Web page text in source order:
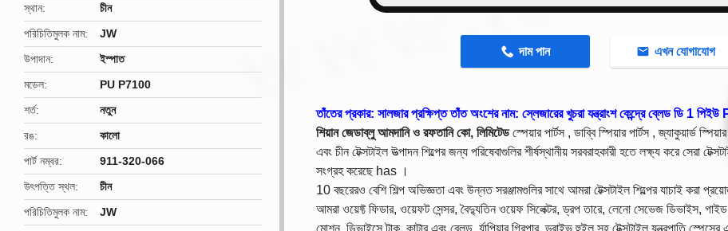
স্থান
চীন
পরিচিতিমুলক নাম
JW
উপাদান
ইস্পাত
মডেল
PU P7100
শর্ত
নতুন
রঙ
কালো
পার্ট নম্বর
911-320-066
উৎপত্তি স্থল
চীন
পরিচিতিমুলক নাম
JW
দাম পান এখন যোগাযোগ
তাঁতের প্রকার: সালজার প্রক্ষিপ্ত তাঁত অংশের নাম: স্লেজারের খুচরা যন্ত্রাংশ কেন্দ্রে ব্লেড ডি 1
শিয়ান জেডাব্লু আমদানি ও রফতানি কো, লিমিটেড স্পেয়ার পার্টস , ডাব্বি স্পিয়ারপার্টস , জ্যাকুয়ার্ড
এবং চীন টেক্সটাইল উত্পাদন শিল্পের জন্য পরিষেবাগুলির শীর্ষস্থানীয় সরবরাহকারী হতে লক্ষ্য করে সেরা
সংগ্রহ করেছে has ।
10 বছরেরও বেশি শিল্প অভিজ্ঞতা এবং উন্নত সরঞ্জামগুলির সাথে আমরা টেক্সটাইল শিল্পের যাচাই করা
আমরা ওয়েফ্ট ফিডার, ওয়েফট সেন্সর, বৈদ্যুতিন ওয়েফ সিলেক্টর, ড্রপ তারে, লেনো সেভেজ ডিভাইস, গাইড